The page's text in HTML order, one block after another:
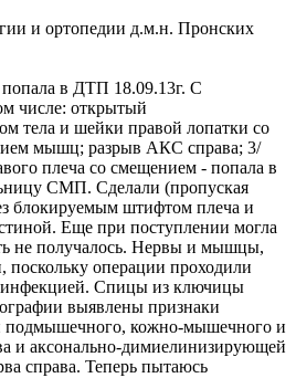
и ортопедии д.м.н. Пронских
в ДТП 18.09.13г. С
числе: открытый
тела и шейки правой лопатки со
мышц; разрыв АКС справа; 3/
плеча со смещением - попала в
СМП. Сделали (пропуская
блокируемым штифтом плеча и
Еще при поступлении могла
не получалось. Нервы и мышцы,
поскольку операции проходили
инфекцией. Спицы из ключицы
выявлены признаки
подмышечного, кожно-мышечного и
и аксонально-димиелинизирующей
справа. Теперь пытаюсь